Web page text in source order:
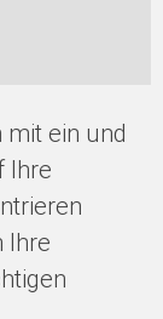
ein und
Ihre
Ihre